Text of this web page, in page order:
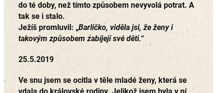
do té doby, než tímto způsobem nevyvolá potrat. A
tak se i stalo.
Ježíš promluvil: „Barličko, viděla jsi, že ženy i
takovým způsobem zabíjejí své děti.“
25.5.2019
Ve snu jsem se ocitla v těle mladé ženy, která se